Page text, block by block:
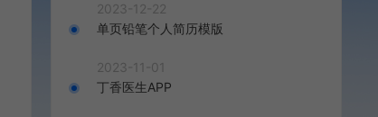
2023-12-22
单页铅笔个人简历模版
2023-11-01
丁香医生APP